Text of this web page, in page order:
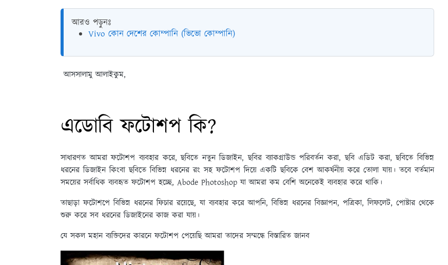
আরও পড়ুনঃ
Vivo কোন দেশের কোম্পানি (ভিভো কোম্পানি)
আসসালামু আলাইকুম,
এডোবি ফটোশপ কি?
সাধারণত আমরা ফটোশপ ব্যবহার করে, ছবিতে নতুন ডিজাইন, ছবির ব্যাকগ্রাউন্ড পরিবর্তন করা, ছবি এডিট করা, ছবিতে বিভিন্ন
ধরনের ডিজাইন কিংবা ছবিতে বিভিন্ন ধরনের রং সহ ফটোশপ দিয়ে একটি ছবিকে বেশ আকর্ষনীয় করে তোলা যায়। তবে বর্তমান
সময়ের সর্বাধিক ব্যবহৃত ফটোশপ হচ্ছে, Abode Photoshop যা আমরা কম বেশি অনেকেই ব্যবহার করে থাকি।
তাছাড়া ফটোশপে বিভিন্ন ধরনের ফিচার রয়েছে, যা ব্যবহার করে আপনি, বিভিন্ন ধরনের বিজ্ঞাপন, পত্রিকা, লিফলেট, পোষ্টার থেকে
শুরু করে সব ধরনের ডিজাইনের কাজ করা যায়।
যে সকল মহান ব্যক্তিদের কারনে ফটোশপ পেয়েছি আমরা তাদের সম্মন্ধে বিস্তারিত জানব